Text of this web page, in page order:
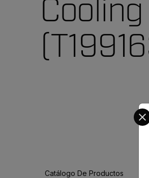
Catálogo De Productos